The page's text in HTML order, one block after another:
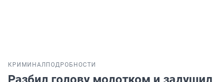
КРИМИНАЛ ПОДРОБНОСТИ